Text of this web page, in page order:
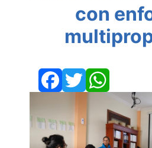
con
Facebook
Twitter